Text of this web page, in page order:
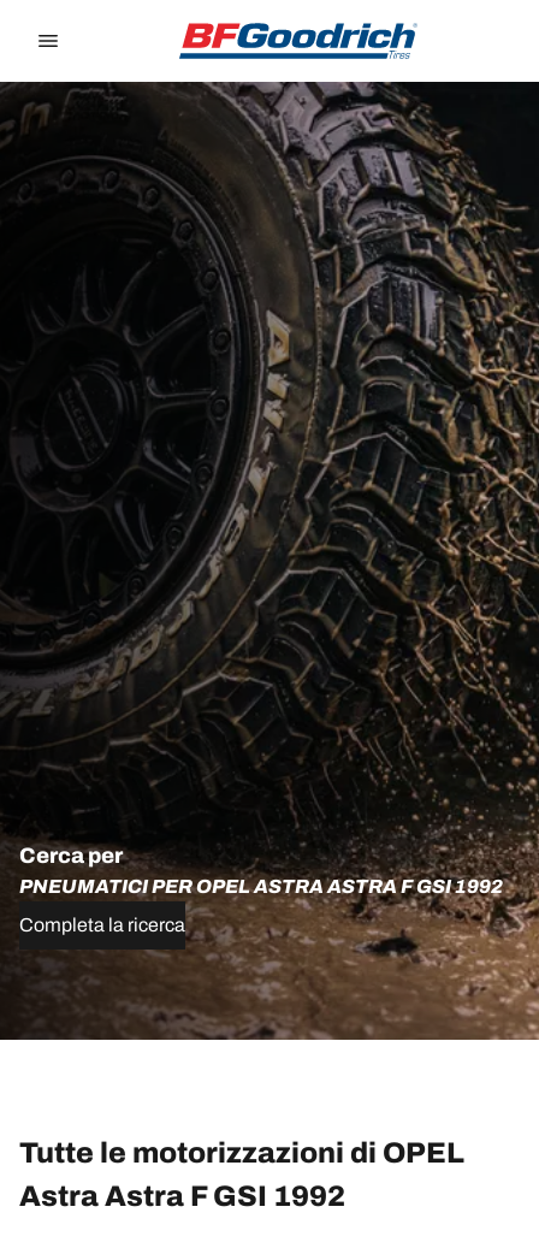
Cerca per
PNEUMATICI PER OPEL ASTRA ASTRA F GSI 1992
Completa la ricerca
Tutte le motorizzazioni di OPEL
Astra Astra F GSI 1992